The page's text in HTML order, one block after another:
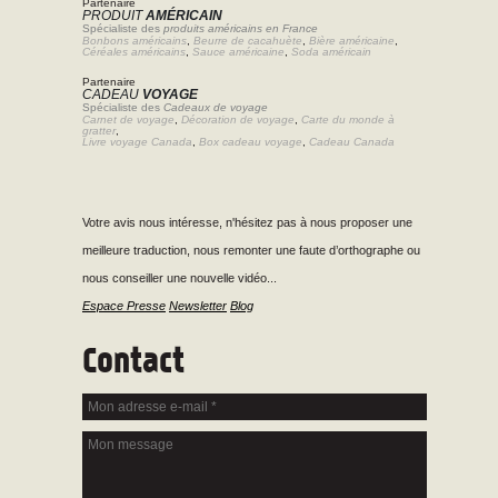
Partenaire
PRODUITAMÉRICAIN
Spécialiste des produits américains en France
Bonbons américains Beurre de cacahuète Bière américaine
Céréales américains Sauce américaine Soda américain
Partenaire
CADEAU VOYAGE
Spécialiste des Cadeaux de voyage
Carnet de voyage
Décoration de voyage
Carte du monde à
gratter,
Livre voyage Canada
Box cadeau voyage Cadeau Canada
Votre avis nous intéresse, n'hésitez pas à nous proposer une
meilleure traduction, nous remonter une faute d’orthographe ou
nous conseiller une nouvelle vidéo...
Espace Presse Newsletter Blog
Contact
Mon adresse e-mail
Mon message